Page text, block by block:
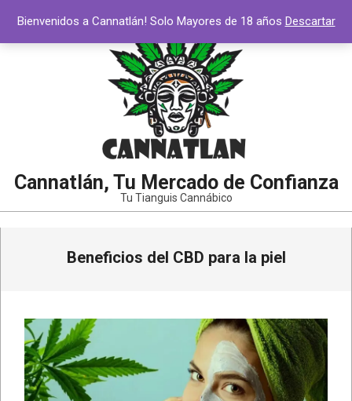
contenido
Cannatlán, Tu Mercado de Confianza
Tu Tianguis Cannábico
Beneficios del CBD para la piel
Bienvenidos a Cannatlán! Solo Mayores de 18 años Descartar